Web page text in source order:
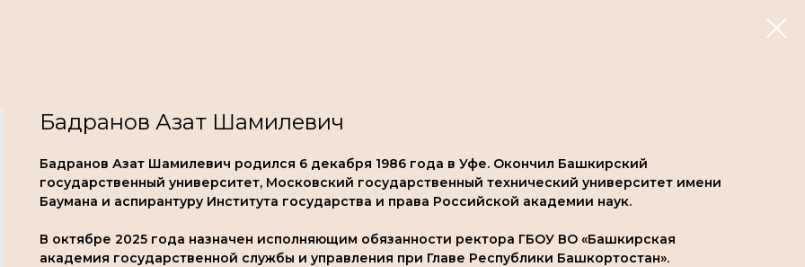
Бадранов Азат Шамилевич
Бадранов Азат Шамилевич родился 6 декабря 1986 года в Уфе. Окончил Башкирский
государственный университет, Московский государственный технический университет имени
Баумана и аспирантуру Института государства и права Российской академии наук.
В октябре 2025 года назначен исполняющим обязанности ректора ГБОУ ВО «Башкирская
академия государственной службы и управления при Главе Республики Башкортостан».